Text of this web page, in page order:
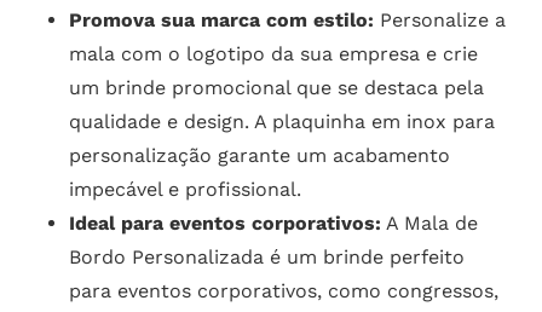
Promova sua marca com estilo: Personalize a
mala com o logotipo da sua empresa e crie
um brinde promocional que se destaca pela
qualidade e design. A plaquinha em inox para
personalização garante um acabamento
impecável e profissional.
Ideal para eventos corporativos: A Mala de
Bordo Personalizada é um brinde perfeito
para eventos corporativos, como congressos,